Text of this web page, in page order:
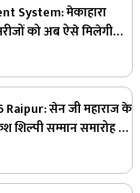
System: मेकाहारा
को अब ऐसे मिलेगी
जांच
सेन जी महाराज के
शिल्पी सम्मान समारोह में
भवन के लिए इतने लाख